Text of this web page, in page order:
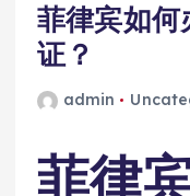
菲律宾如何
证？
admin
菲律